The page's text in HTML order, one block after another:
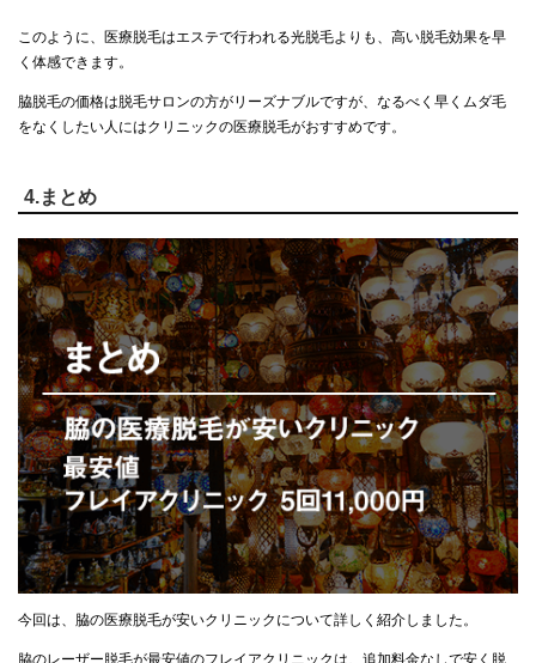
このように、医療脱毛はエステで行われる光脱毛よりも、高い脱毛効果を早
く体感できます。
脇脱毛の価格は脱毛サロンの方がリーズナブルですが、なるべく早くムダ毛
をなくしたい人にはクリニックの医療脱毛がおすすめです。
4.まとめ
今回は、脇の医療脱毛が安いクリニックについて詳しく紹介しました。